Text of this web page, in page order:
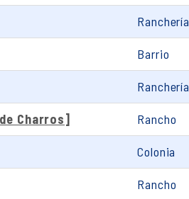
Ranchería
Barrio
Ranchería
Charros] Rancho
Colonia
Rancho